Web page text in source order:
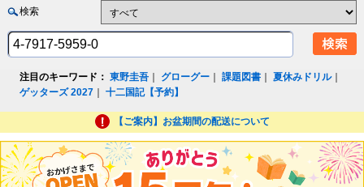
検索
注目のキーワード： 東野圭吾 グローグー ｜課題図書 ｜夏休みドリル｜
ゲッターズ 2027 ｜十二国記【予約】
【ご案内】お盆期間の配送について